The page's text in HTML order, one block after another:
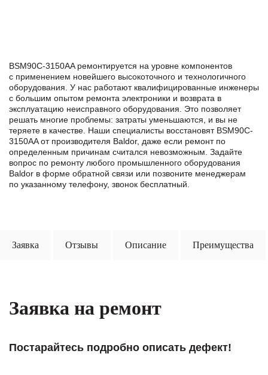
BSM90C-3150AA ремонтируется на уровне компонентов
с применением новейшего высокоточного и технологичного
оборудования. У нас работают квалифицированные инженеры
с большим опытом ремонта электроники и возврата в
эксплуатацию неисправного оборудования. Это позволяет
решать многие проблемы: затраты уменьшаются, и вы не
теряете в качестве. Наши специалисты восстановят BSM90C-
3150AA от производителя Baldor, даже если ремонт по
определенным причинам считался невозможным. Задайте
вопрос по ремонту любого промышленного оборудования
Baldor в формe обратной связи или позвоните менеджерам
по указанному телефону, звонок бесплатный.
Заявка Отзывы Описание Преимущества
Заявка на ремонт
Постарайтесь подробно описать дефект!